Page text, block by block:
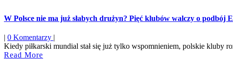
W Polsce nie ma już słabych drużyn? Pięć klubów walczy o podbój
| 0 Komentarzy |
Kiedy piłkarski mundial stał się już tylko wspomnieniem, polskie kluby
Read More